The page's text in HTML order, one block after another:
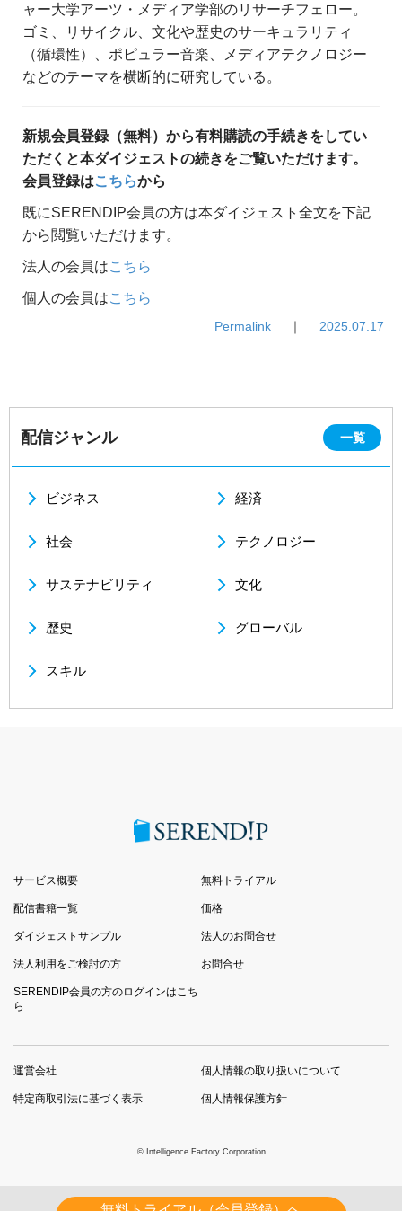
ャー大学アーツ・メディア学部のリサーチフェロー。
ゴミ、リサイクル、文化や歴史のサーキュラリティ
（循環性）、ポピュラー音楽、メディアテクノロジー
などのテーマを横断的に研究している。
新規会員登録（無料）から有料購読の手続きをしてい
ただくと本ダイジェストの続きをご覧いただけます。
会員登録はこちらから
既にSERENDIP会員の方は本ダイジェスト全文を下記
から閲覧いただけます。
法人の会員はこちら
個人の会員はこちら
Permalink ｜ 2025.07.17
配信ジャンル 一覧
ビジネス 経済
社会 テクノロジー
サステナビリティ 文化
歴史 グローバル
スキル
サービス概要
配信書籍一覧
ダイジェストサンプル
法人利用をご検討の方
SERENDIP会員の方のログインはこち
ら
無料トライアル
価格
法人のお問合せ
お問合せ
運営会社 個人情報の取り扱いについて
特定商取引法に基づく表示 個人情報保護方針
© Intelligence Factory Corporation